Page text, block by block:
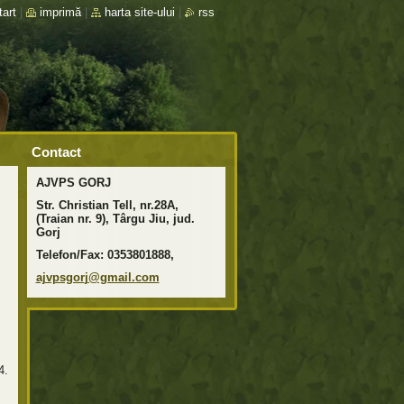
Contact
AJVPS GORJ
Str. Christian Tell, nr.28A,
(Traian nr. 9), Târgu Jiu, jud.
Gorj
Telefon/Fax: 0353801888,
ajvpsgorj@gmail.com
imprimă harta site-ului rss